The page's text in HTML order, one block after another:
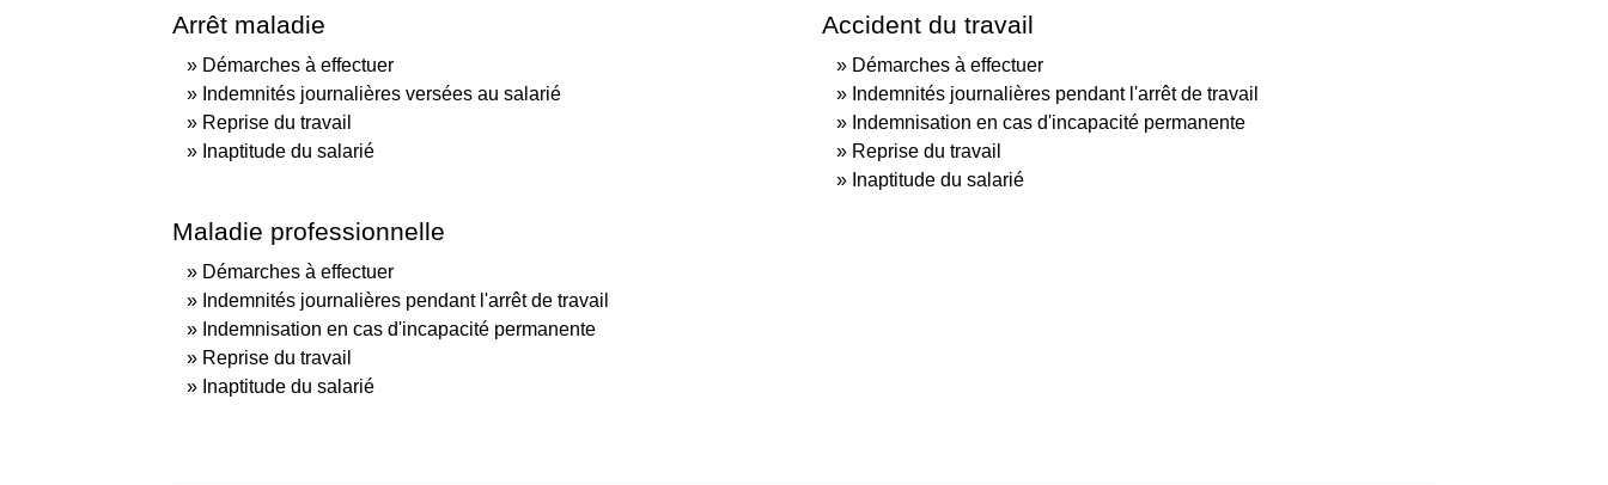
Arrêt maladie
Démarches à effectuer
Indemnités journalières versées au salarié
Reprise du travail
Inaptitude du salarié
Accident du travail
Démarches à effectuer
Indemnités journalières pendant l'arrêt de travail
Indemnisation en cas d'incapacité permanente
Reprise du travail
Inaptitude du salarié
Maladie professionnelle
Démarches à effectuer
Indemnités journalières pendant l'arrêt de travail
Indemnisation en cas d'incapacité permanente
Reprise du travail
Inaptitude du salarié